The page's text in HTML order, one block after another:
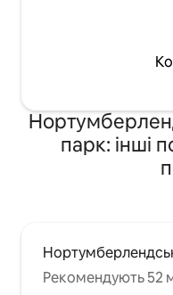
парк: інші
Рекомендують 52